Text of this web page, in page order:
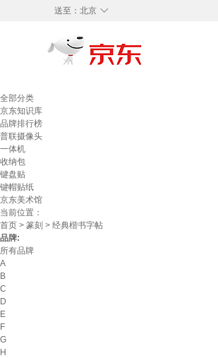
◇
送至： 北京
全部分类
京东知识库
品牌排行榜
普联摄像头
一体机
收纳包
键盘贴
键帽贴纸
京东美术馆
当前位置：
首页 > 篆刻 > 经典楷书字帖
品牌:
所有品牌
A
B
C
D
E
F
G
H